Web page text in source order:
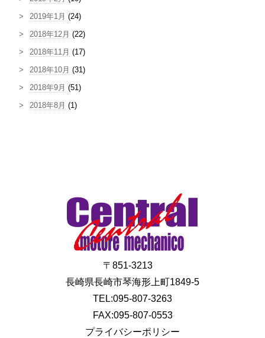
2019年1月 (24)
2018年12月 (22)
2018年11月 (17)
2018年10月 (31)
2018年9月 (51)
2018年8月 (1)
〒851-3213
長崎県長崎市琴海形上町1849-5
TEL:095-807-3263
FAX:095-807-0553
プライバシーポリシー